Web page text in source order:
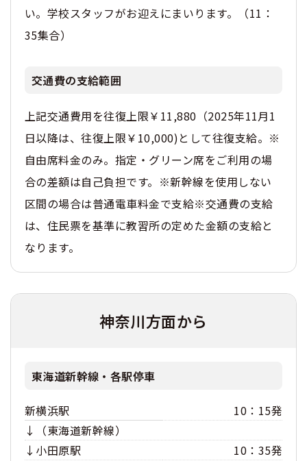
い。学校スタッフがお迎えにまいります。（11：
35集合）
交通費の支給範囲
上記交通費用を往復上限￥11,880（2025年11月1
日以降は、往復上限￥10,000)として往復支給。※
自由席料金のみ。指定・グリーン席をご利用の場
合の差額は自己負担です。※新幹線を使用しない
区間の場合は普通電車料金で支給※交通費の支給
は、住民票を基準に教習所の定めた金額の支給と
なります。
神奈川方面から
東海道新幹線・各駅停車
新横浜駅
10：15発
↓（東海道新幹線）
↓小田原駅
10：35発